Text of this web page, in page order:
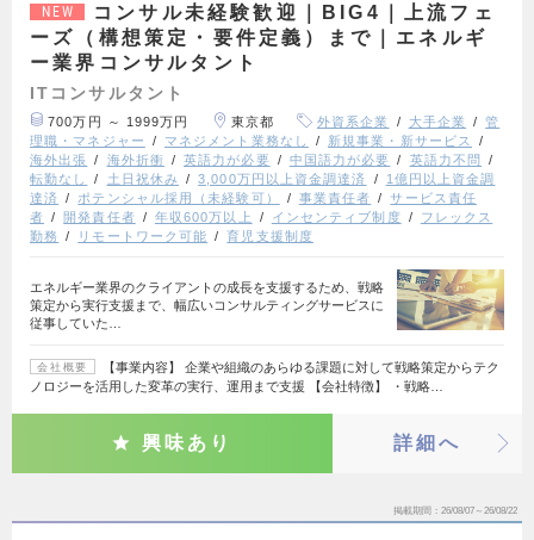
NEW
コンサル未経験歓迎｜BIG4｜上流フェ
ーズ（構想策定・要件定義）まで｜エネルギ
ー業界コンサルタント
ITコンサルタント
700万円 ～ 1999万円 東京都 外資系企業 大手企業
管
理職・マネジャー
マネジメント業務なし
新規事業・新サービス
海外出張
海外折衝 英語力が必要 中国語力が必要
英語力不問
転勤なし
土日祝休み 3,000万円以上資金調達済
1億円以上資金調
達済
ポテンシャル採用（未経験可） 事業責任者
サービス責任
者
開発責任者 年収600万以上 インセンティブ制度
フレックス
勤務
リモートワーク可能 育児支援制度
エネルギー業界のクライアントの成長を支援するため、戦略
策定から実行支援まで、幅広いコンサルティングサービスに
従事していた…
会社概要
【事業内容】 企業や組織のあらゆる課題に対して戦略策定からテク
ノロジーを活用した変革の実行、運用まで支援 【会社特徴】 ・戦略…
興味あり 詳細へ
掲載期間 26/08/07～26/08/22